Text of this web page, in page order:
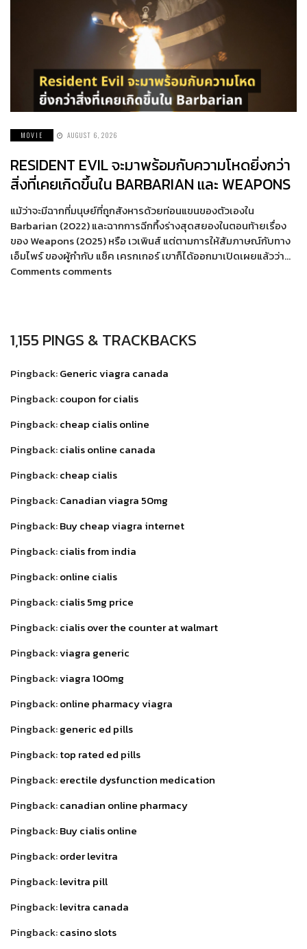
MOVIE AUGUST 6, 2026
RESIDENT EVIL จะมาพร้อมกับความโหดยิ่งกว่า
สิ่งที่เคยเกิดขึ้นใน BARBARIAN และ WEAPONS
แม้ว่าจะมีฉากที่มนุษย์ที่ถูกสังหารด้วยท่อนแขนของตัวเองใน
Barbarian (2022) และฉากการฉีกทึ้งร่างสุดสยองในตอนท้ายเรื่อง
ของ Weapons (2025) หรือ เวเพินส์ แต่ตามการให้สัมภาษณ์กับทาง
เอ็มไพร์ ของผู้กำกับ แซ็ค เครกเกอร์ เขาก็ได้ออกมาเปิดเผยแล้วว่า…
Comments comments
1,155 PINGS & TRACKBACKS
Pingback:Generic viagra canada
Pingback:coupon for cialis
Pingback:cheap cialis online
Pingback:cialis online canada
Pingback:cheap cialis
Pingback:Canadian viagra 50mg
Pingback:Buy cheap viagra internet
Pingback:cialis from india
Pingback:online cialis
Pingback:cialis 5mg price
Pingback:cialis over the counter at walmart
Pingback:viagra generic
Pingback:viagra 100mg
Pingback:online pharmacy viagra
Pingback:generic ed pills
Pingback:top rated ed pills
Pingback:erectile dysfunction medication
Pingback:canadian online pharmacy
Pingback:Buy cialis online
Pingback:order levitra
Pingback:levitra pill
Pingback:levitra canada
Pingback:casino slots